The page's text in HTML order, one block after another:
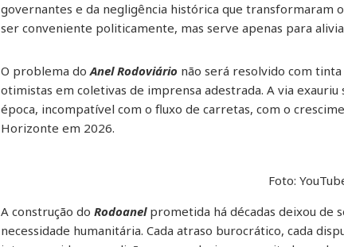
governantes e da negligência histórica que transformaram
ser conveniente politicamente, mas serve apenas para
O problema doAnel Rodoviário não será resolvido com
otimistas em coletivas de imprensa adestrada. A via
época, incompatível com o fluxo de carretas, com o
Horizonte em 2026.
Foto:
A construção doRodoanel prometida há décadas deixou de
necessidade humanitária. Cada atraso burocrático, cada